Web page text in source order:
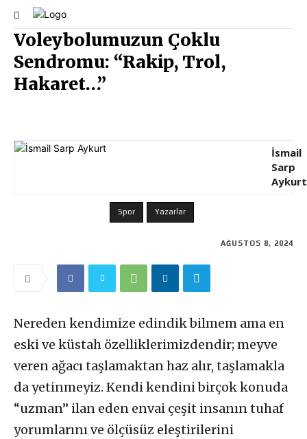
Voleybolumuzun Çoklu
Sendromu: “Rakip, Trol,
Hakaret…”
İsmail
Sarp
Aykurt
Spor Yazarlar
AĞUSTOS 8, 2024
Nereden kendimize edindik bilmem ama en
eski ve küstah özelliklerimizdendir; meyve
veren ağacı taşlamaktan haz alır, taşlamakla
da yetinmeyiz. Kendi kendini birçok konuda
“uzman” ilan eden envai çeşit insanın tuhaf
yorumlarını ve ölçüsüz eleştirilerini